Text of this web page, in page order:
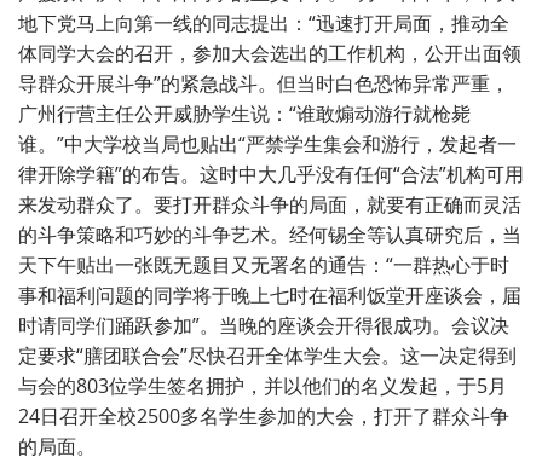
地下党马上向第一线的同志提出：“迅速打开局面，推动全
体同学大会的召开，参加大会选出的工作机构，公开出面领
导群众开展斗争”的紧急战斗。但当时白色恐怖异常严重，
广州行营主任公开威胁学生说：“谁敢煽动游行就枪毙
谁。”中大学校当局也贴出“严禁学生集会和游行，发起者一
律开除学籍”的布告。这时中大几乎没有任何“合法”机构可用
来发动群众了。要打开群众斗争的局面，就要有正确而灵活
的斗争策略和巧妙的斗争艺术。经何锡全等认真研究后，当
天下午贴出一张既无题目又无署名的通告：“一群热心于时
事和福利问题的同学将于晚上七时在福利饭堂开座谈会，届
时请同学们踊跃参加”。当晚的座谈会开得很成功。会议决
定要求“膳团联合会”尽快召开全体学生大会。这一决定得到
与会的803位学生签名拥护，并以他们的名义发起，于5月
24日召开全校2500多名学生参加的大会，打开了群众斗争
的局面。